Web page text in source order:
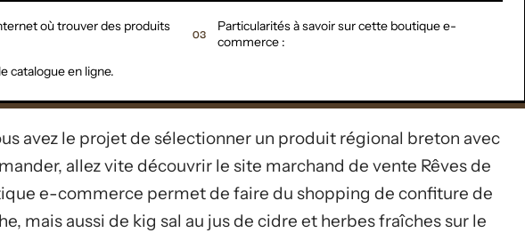
où trouver des produits
catalogue en ligne.
Particularités à savoir sur cette boutique e-
commerce :
avez le projet de sélectionner un produit régional breton avec
allez vite découvrir le site marchand de vente Rêves de
e-commerce permet de faire du shopping de confiture de
mais aussi de kig sal au jus de cidre et herbes fraîches sur le